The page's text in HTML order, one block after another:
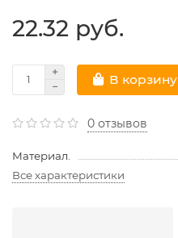
22.32 руб.
В корзину
0 отзывов
Материал.
Все характеристики